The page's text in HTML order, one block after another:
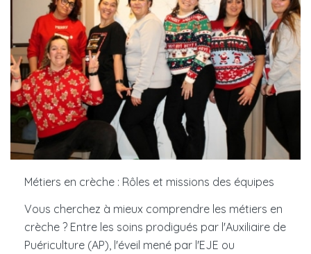
Métiers en crèche : Rôles et missions des équipes
Vous cherchez à mieux comprendre les métiers en
crèche ? Entre les soins prodigués par l'Auxiliaire de
Puériculture (AP), l'éveil mené par l'EJE ou